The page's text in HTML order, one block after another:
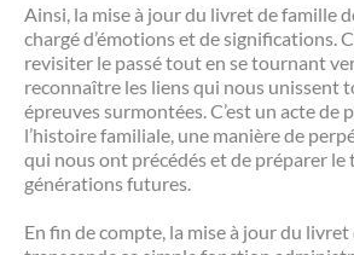
Ainsi, la mise à jour du livret de famille
chargé d’émotions et de significations.
revisiter le passé tout en se tournant
reconnaître les liens qui nous unissent
épreuves surmontées. C’est un acte de
l’histoire familiale, une manière de
qui nous ont précédés et de préparer le
générations futures.
En fin de compte, la mise à jour du